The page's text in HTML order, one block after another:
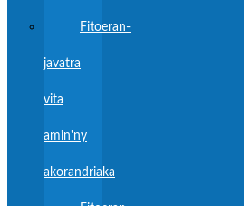
Fitoeran-
javatra
vita
amin'ny
akorandriaka